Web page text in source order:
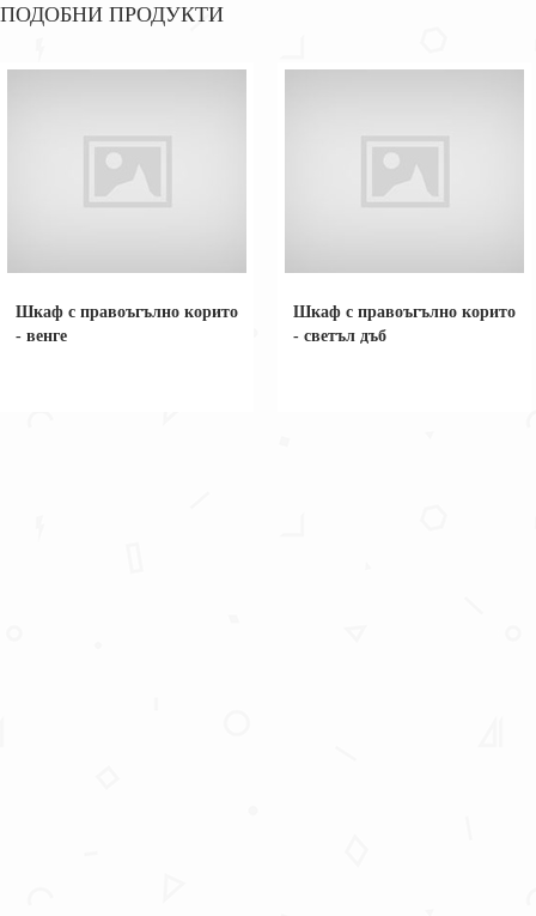
ПОДОБНИ ПРОДУКТИ
Шкаф с правоъгълно корито
- венге
Шкаф с правоъгълно корито
- светъл дъб